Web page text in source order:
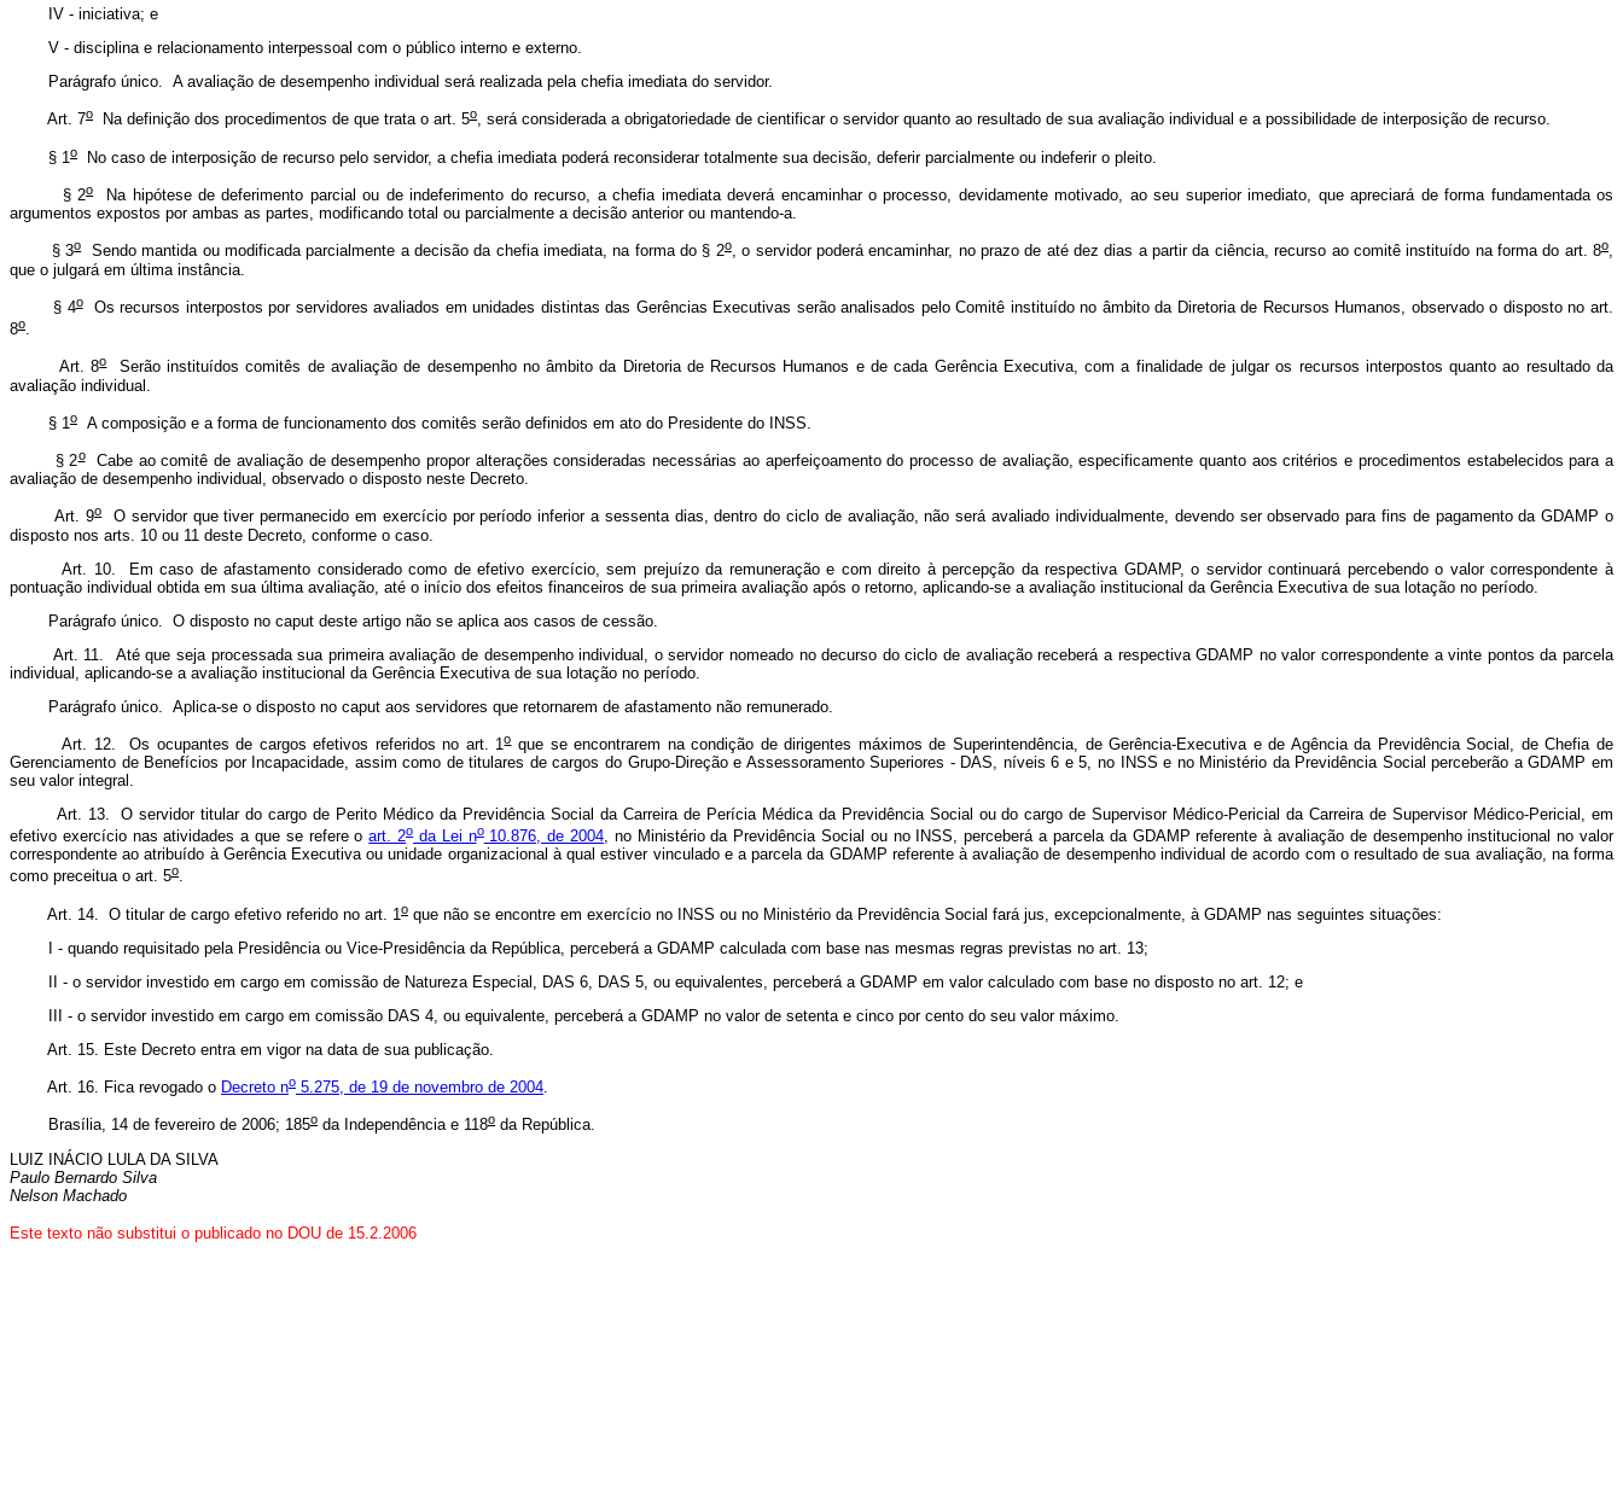
IV - iniciativa; e
V - disciplina e relacionamento interpessoal com o público interno e externo.
Parágrafo único. A avaliação de desempenho individual será realizada pela chefia imediata do servidor.
Art. 7o Na definição dos procedimentos de que trata o art. 5o, será considerada a obrigatoriedade de cientificar o servidor quanto ao resultado de sua avaliação individual e a possibilidade de interposição de recurso.
§ 1 o No caso de interposição de recurso pelo servidor, a chefia imediata poderá reconsiderar totalmente sua decisão, deferir parcialmente ou indeferir o pleito.
§ 2oNa hipótese de deferimento parcial ou de indeferimento do recurso, a chefia imediata deverá encaminhar o processo, devidamente motivado, ao seu superior imediato, que apreciará de forma fundamentada os
argumentos expostos por ambas as partes, modificando total ou parcialmente a decisão anterior ou mantendo-a.
§ 3oSendo mantida ou modificada parcialmente a decisão da chefia imediata, na forma do § 2o, o servidor poderá encaminhar, no prazo de até dez dias a partir da ciência, recurso ao comitê instituído na forma do art. 8o,
que o julgará em última instância.
§ 4oOs recursos interpostos por servidores avaliados em unidades distintas das Gerências Executivas serão analisados pelo Comitê instituído no âmbito da Diretoria de Recursos Humanos, observado o disposto no art.
8o.
Art. 8oSerão instituídos comitês de avaliação de desempenho no âmbito da Diretoria de Recursos Humanos e de cada Gerência Executiva, com a finalidade de julgar os recursos interpostos quanto ao resultado da
avaliação individual.
§ 1 o A composição e a forma de funcionamento dos comitês serão definidos em ato do Presidente do INSS.
§ 2oCabe ao comitê de avaliação de desempenho propor alterações consideradas necessárias ao aperfeiçoamento do processo de avaliação, especificamente quanto aos critérios e procedimentos estabelecidos para a
avaliação de desempenho individual, observado o disposto neste Decreto.
Art. 9oO servidor que tiver permanecido em exercício por período inferior a sessenta dias, dentro do ciclo de avaliação, não será avaliado individualmente, devendo ser observado para fins de pagamento da GDAMP o
disposto nos arts. 10 ou 11 deste Decreto, conforme o caso.
Art. 10. Em caso de afastamento considerado como de efetivo exercício, sem prejuízo da remuneração e com direito à percepção da respectiva GDAMP, o servidor continuará percebendo o valor correspondente à
pontuação individual obtida em sua última avaliação, até o início dos efeitos financeiros de sua primeira avaliação após o retorno, aplicando-se a avaliação institucional da Gerência Executiva de sua lotação no período.
Parágrafo único. O disposto no caput deste artigo não se aplica aos casos de cessão.
Art. 11. Até que seja processada sua primeira avaliação de desempenho individual, o servidor nomeado no decurso do ciclo de avaliação receberá a respectiva GDAMP no valor correspondente a vinte pontos da parcela
individual, aplicando-se a avaliação institucional da Gerência Executiva de sua lotação no período.
Parágrafo único. Aplica-se o disposto no caput aos servidores que retornarem de afastamento não remunerado.
Art. 12. Os ocupantes de cargos efetivos referidos no art. 1oque se encontrarem na condição de dirigentes máximos de Superintendência, de Gerência-Executiva e de Agência da Previdência Social, de Chefia de
Gerenciamento de Benefícios por Incapacidade, assim como de titulares de cargos do Grupo-Direção e Assessoramento Superiores - DAS, níveis 6 e 5, no INSS e no Ministério da Previdência Social perceberão a GDAMP em
seu valor integral.
Art. 13. O servidor titular do cargo de Perito Médico da Previdência Social da Carreira de Perícia Médica da Previdência Social ou do cargo de Supervisor Médico-Pericial da Carreira de Supervisor Médico-Pericial, em
efetivo exercício nas atividades a que se refere oart. 2oda Lei no10.876, de 2004, no Ministério da Previdência Social ou no INSS, perceberá a parcela da GDAMP referente à avaliação de desempenho institucional no valor
correspondente ao atribuído à Gerência Executiva ou unidade organizacional à qual estiver vinculado e a parcela da GDAMP referente à avaliação de desempenho individual de acordo com o resultado de sua avaliação, na forma
como preceitua o art. 5o.
Art. 14. O titular de cargo efetivo referido no art. 1 o que não se encontre em exercício no INSS ou no Ministério da Previdência Social fará jus, excepcionalmente, à GDAMP nas seguintes situações:
I - quando requisitado pela Presidência ou Vice-Presidência da República, perceberá a GDAMP calculada com base nas mesmas regras previstas no art. 13;
II - o servidor investido em cargo em comissão de Natureza Especial, DAS 6, DAS 5, ou equivalentes, perceberá a GDAMP em valor calculado com base no disposto no art. 12; e
III - o servidor investido em cargo em comissão DAS 4, ou equivalente, perceberá a GDAMP no valor de setenta e cinco por cento do seu valor máximo.
Art. 15. Este Decreto entra em vigor na data de sua publicação.
Art. 16. Fica revogado o Decreto no 5.275, de 19 de novembro de 2004.
Brasília, 14 de fevereiro de 2006; 185o da Independência e 118o da República.
LUIZ INÁCIO LULA DA SILVA
Paulo Bernardo Silva
Nelson Machado
Este texto não substitui o publicado no DOU de 15.2.2006